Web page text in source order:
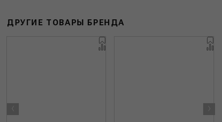
ДРУГИЕ ТОВАРЫ БРЕНДА
‹ ›